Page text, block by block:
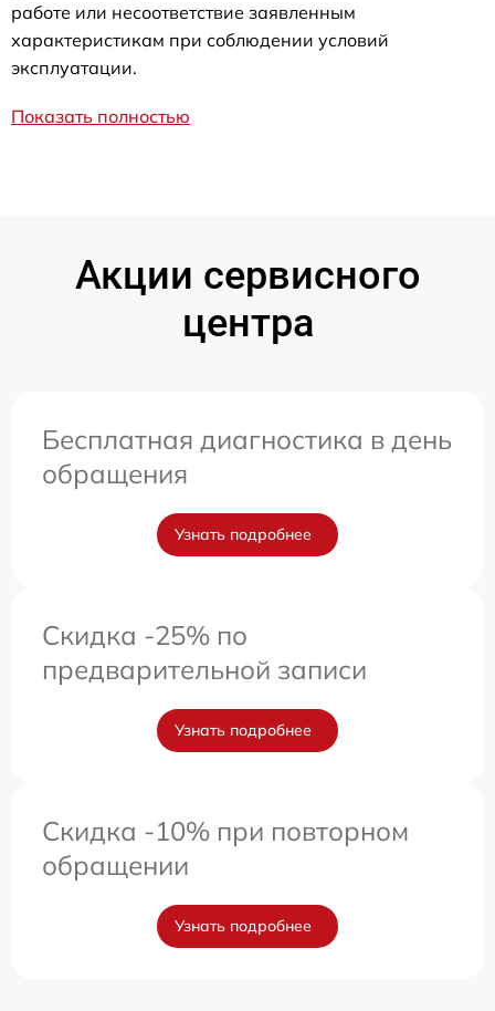
работе или несоответствие заявленным
характеристикам при соблюдении условий
эксплуатации.
Показать полностью
Акции сервисного
центра
Бесплатная диагностика в день
обращения
Узнать подробнее
Скидка -25% по
предварительной записи
Узнать подробнее
Скидка -10% при повторном
обращении
Узнать подробнее